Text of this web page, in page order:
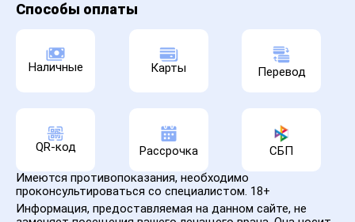
Имеются противопоказания, необходимо
проконсультироваться со специалистом. 18+
Информация, предоставляемая на данном сайте, не
Способы оплаты
Наличные Карты Перевод
QR-код Рассрочка СБП